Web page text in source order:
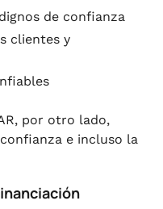
de confianza
clientes y
por otro lado,
e incluso la